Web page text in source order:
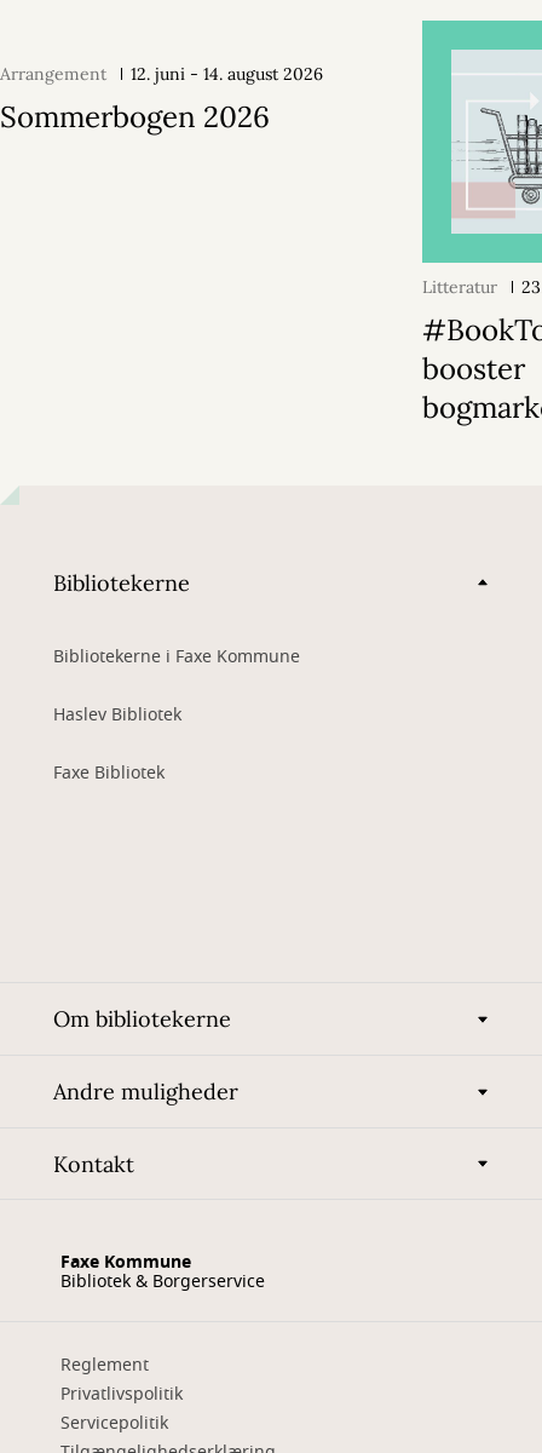
Arrangement 12. juni - 14. august 2026
Sommerbogen 2026
Litteratur
booster
Bibliotekerne
Bibliotekerne i Faxe Kommune
Haslev Bibliotek
Faxe Bibliotek
Om bibliotekerne
Andre muligheder
Kontakt
Faxe Kommune
Bibliotek & Borgerservice
Reglement
Privatlivspolitik
Servicepolitik